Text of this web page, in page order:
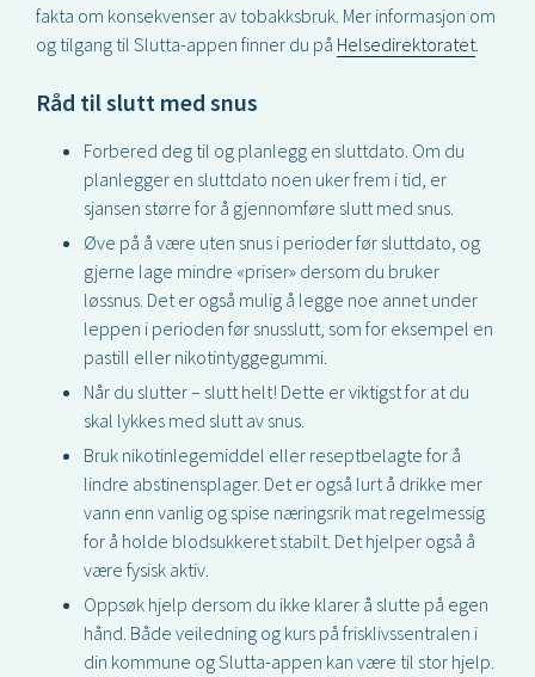
fakta om konsekvenser av tobakksbruk. Mer informasjon om
og tilgang til Slutta-appen finner du på Helsedirektoratet.
Råd til slutt med snus
Forbered deg til og planlegg en sluttdato. Om du
planlegger en sluttdato noen uker frem i tid, er
sjansen større for å gjennomføre slutt med snus.
Øve på å være uten snus i perioder før sluttdato, og
gjerne lage mindre «priser» dersom du bruker
løssnus. Det er også mulig å legge noe annet under
leppen i perioden før snusslutt, som for eksempel en
pastill eller nikotintyggegummi.
Når du slutter – slutt helt! Dette er viktigst for at du
skal lykkes med slutt av snus.
Bruk nikotinlegemiddel eller reseptbelagte for å
lindre abstinensplager. Det er også lurt å drikke mer
vann enn vanlig og spise næringsrik mat regelmessig
for å holde blodsukkeret stabilt. Det hjelper også å
være fysisk aktiv.
Oppsøk hjelp dersom du ikke klarer å slutte på egen
hånd. Både veiledning og kurs på frisklivssentralen i
din kommune og Slutta-appen kan være til stor hjelp.